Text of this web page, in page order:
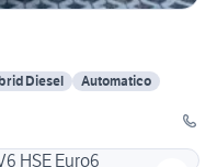
Diesel
Automatico